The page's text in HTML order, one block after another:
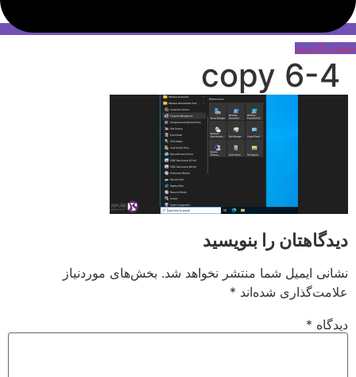
حساب کاربری
6-4 copy
دیدگاهتان را بنویسید
نشانی ایمیل شما منتشر نخواهد شد. بخش‌های موردنیاز
علامت‌گذاری شده‌اند *
دیدگاه *